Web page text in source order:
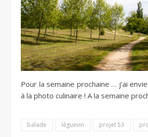
Pour la semaine prochaine … j’ai
à la photo culinaire ! A la semaine
balade léguevin projet 53